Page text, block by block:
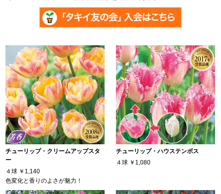
チューリップ・クリームアップスタ
ー
４球 ￥1,140
色変化と香りのよさが魅力！
チューリップ・ハウステンボス
４球 ￥1,080